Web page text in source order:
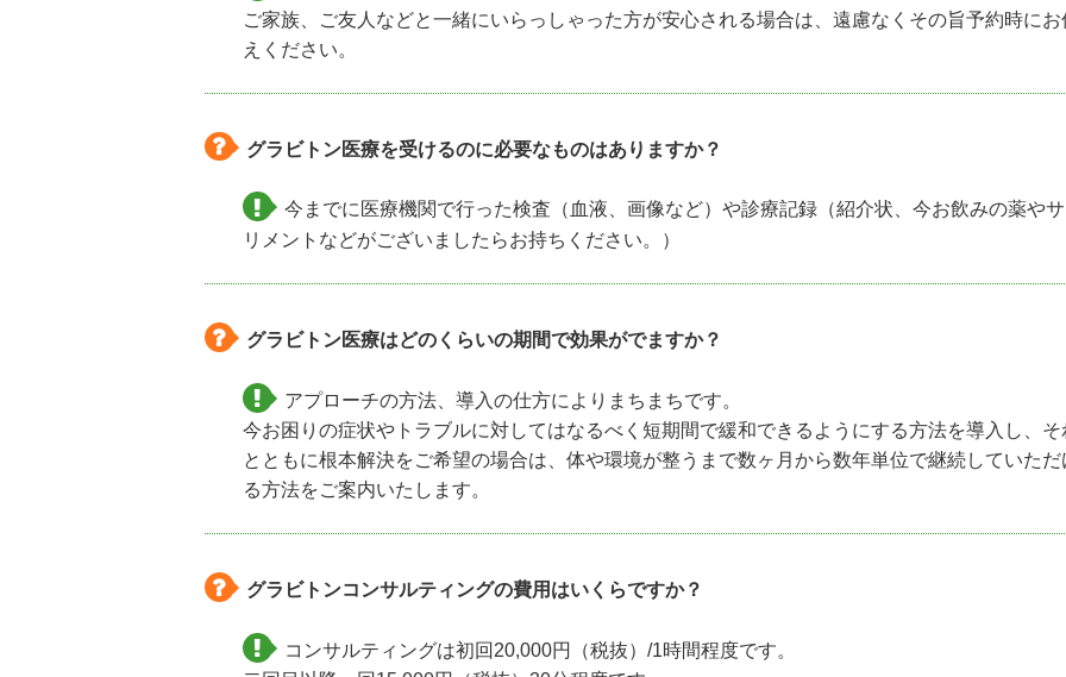
ご家族、ご友人などと一緒にいらっしゃった方が安心される場合は、遠慮なくその旨予約時にお
えください。
グラビトン医療を受けるのに必要なものはありますか？
今までに医療機関で行った検査（血液、画像など）や診療記録（紹介状、今お飲みの薬や
リメントなどがございましたらお持ちください。）
グラビトン医療はどのくらいの期間で効果がでますか？
アプローチの方法、導入の仕方によりまちまちです。
今お困りの症状やトラブルに対してはなるべく短期間で緩和できるようにする方法を導入し、そ
とともに根本解決をご希望の場合は、体や環境が整うまで数ヶ月から数年単位で継続していただ
る方法をご案内いたします。
グラビトンコンサルティングの費用はいくらですか？
コンサルティングは初回20,000円（税抜）/1時間程度です。